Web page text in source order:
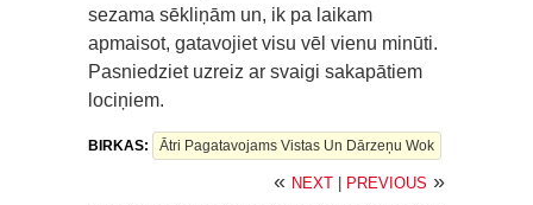
sezama sēkliņām un, ik pa laikam
apmaisot, gatavojiet visu vēl vienu minūti.
Pasniedziet uzreiz ar svaigi sakapātiem
lociņiem.
BIRKAS: Ātri Pagatavojams Vistas Un Dārzeņu Wok
« NEXT PREVIOUS »